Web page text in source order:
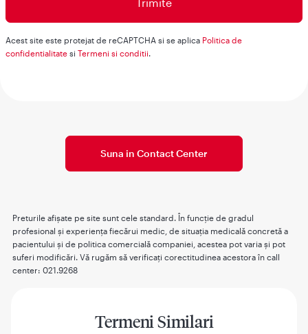
Acest site este protejat de reCAPTCHA si se aplica Politica de
confidentialitate si Termeni si conditii.
Suna in Contact Center
Preturile afişate pe site sunt cele standard. În funcţie de gradul
profesional şi experienţa fiecărui medic, de situaţia medicală concretă a
pacientului şi de politica comercială companiei, acestea pot varia şi pot
suferi modificări. Vă rugăm să verificaţi corectitudinea acestora în call
center: 021.9268
Termeni Similari